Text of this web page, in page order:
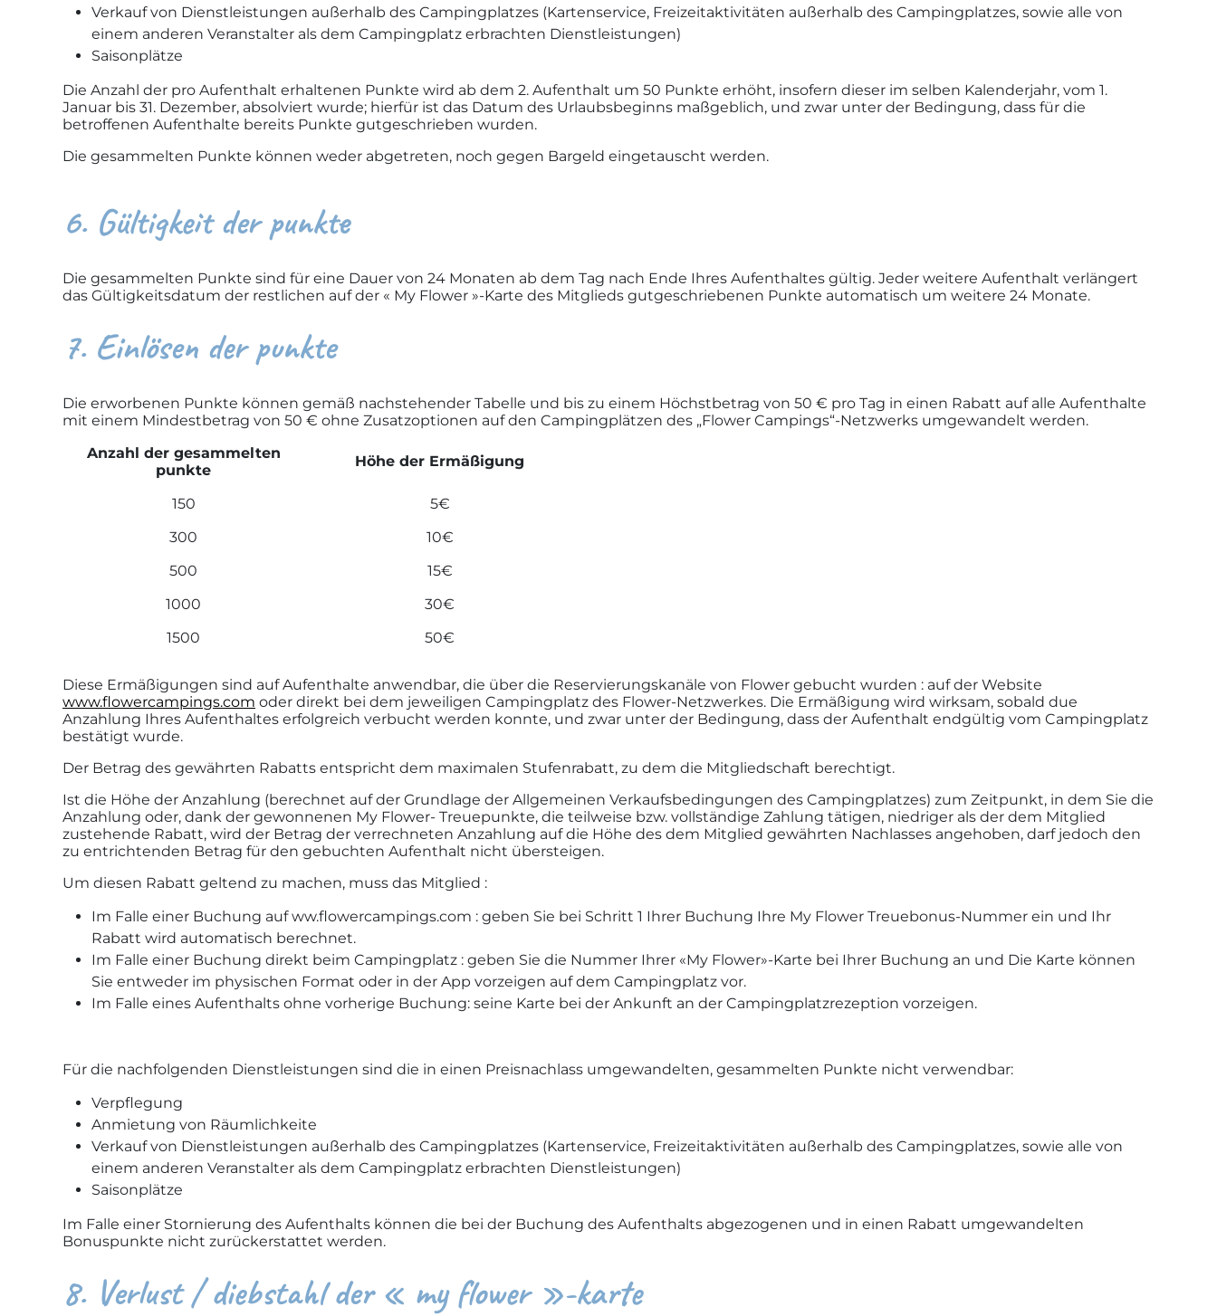
Verkauf von Dienstleistungen außerhalb des Campingplatzes (Kartenservice, Freizeitaktivitäten außerhalb des Campingplatzes, sowie alle von
einem anderen Veranstalter als dem Campingplatz erbrachten Dienstleistungen)
Saisonplätze
Die Anzahl der pro Aufenthalt erhaltenen Punkte wird ab dem 2. Aufenthalt um 50 Punkte erhöht, insofern dieser im selben Kalenderjahr, vom 1.
Januar bis 31. Dezember, absolviert wurde; hierfür ist das Datum des Urlaubsbeginns maßgeblich, und zwar unter der Bedingung, dass für die
betroffenen Aufenthalte bereits Punkte gutgeschrieben wurden.
Die gesammelten Punkte können weder abgetreten, noch gegen Bargeld eingetauscht werden.
6. Gültigkeit der punkte
Die gesammelten Punkte sind für eine Dauer von 24 Monaten ab dem Tag nach Ende Ihres Aufenthaltes gültig. Jeder weitere Aufenthalt verlängert
das Gültigkeitsdatum der restlichen auf der « My Flower »-Karte des Mitglieds gutgeschriebenen Punkte automatisch um weitere 24 Monate.
7. Einlösen der punkte
Die erworbenen Punkte können gemäß nachstehender Tabelle und bis zu einem Höchstbetrag von 50 € pro Tag in einen Rabatt auf alle Aufenthalte
mit einem Mindestbetrag von 50 € ohne Zusatzoptionen auf den Campingplätzen des „Flower Campings“-Netzwerks umgewandelt werden.
Anzahl der gesammelten
punkte
Höhe der Ermäßigung
150
5€
300
10€
500
15€
1000
30€
1500
50€
Diese Ermäßigungen sind auf Aufenthalte anwendbar, die über die Reservierungskanäle von Flower gebucht wurden : auf der Website
www.flowercampings.com oder direkt bei dem jeweiligen Campingplatz des Flower-Netzwerkes. Die Ermäßigung wird wirksam, sobald due
Anzahlung Ihres Aufenthaltes erfolgreich verbucht werden konnte, und zwar unter der Bedingung, dass der Aufenthalt endgültig vom Campingplatz
bestätigt wurde.
Der Betrag des gewährten Rabatts entspricht dem maximalen Stufenrabatt, zu dem die Mitgliedschaft berechtigt.
Ist die Höhe der Anzahlung (berechnet auf der Grundlage der Allgemeinen Verkaufsbedingungen des Campingplatzes) zum Zeitpunkt, in dem Sie die
Anzahlung oder, dank der gewonnenen My Flower- Treuepunkte, die teilweise bzw. vollständige Zahlung tätigen, niedriger als der dem Mitglied
zustehende Rabatt, wird der Betrag der verrechneten Anzahlung auf die Höhe des dem Mitglied gewährten Nachlasses angehoben, darf jedoch den
zu entrichtenden Betrag für den gebuchten Aufenthalt nicht übersteigen.
Um diesen Rabatt geltend zu machen, muss das Mitglied :
Im Falle einer Buchung auf ww.flowercampings.com : geben Sie bei Schritt 1 Ihrer Buchung Ihre My Flower Treuebonus-Nummer ein und Ihr
Rabatt wird automatisch berechnet.
Im Falle einer Buchung direkt beim Campingplatz : geben Sie die Nummer Ihrer «My Flower»-Karte bei Ihrer Buchung an und Die Karte können
Sie entweder im physischen Format oder in der App vorzeigen auf dem Campingplatz vor.
Im Falle eines Aufenthalts ohne vorherige Buchung: seine Karte bei der Ankunft an der Campingplatzrezeption vorzeigen.
Für die nachfolgenden Dienstleistungen sind die in einen Preisnachlass umgewandelten, gesammelten Punkte nicht verwendbar:
Verpflegung
Anmietung von Räumlichkeite
Verkauf von Dienstleistungen außerhalb des Campingplatzes (Kartenservice, Freizeitaktivitäten außerhalb des Campingplatzes, sowie alle von
einem anderen Veranstalter als dem Campingplatz erbrachten Dienstleistungen)
Saisonplätze
Im Falle einer Stornierung des Aufenthalts können die bei der Buchung des Aufenthalts abgezogenen und in einen Rabatt umgewandelten
Bonuspunkte nicht zurückerstattet werden.
8. Verlust / diebstahl der « my flower »-karte